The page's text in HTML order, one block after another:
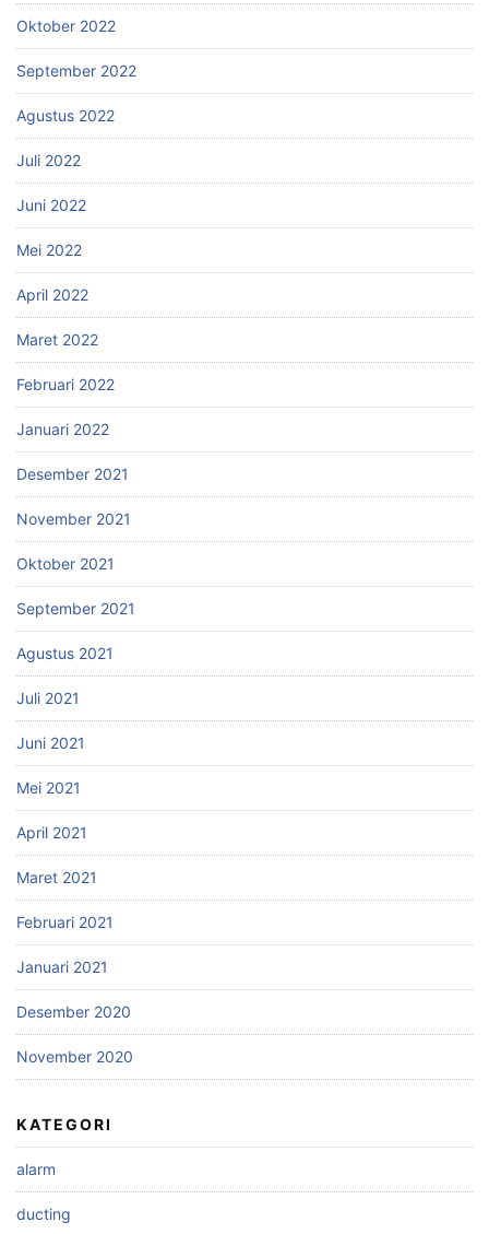
Oktober 2022
September 2022
Agustus 2022
Juli 2022
Juni 2022
Mei 2022
April 2022
Maret 2022
Februari 2022
Januari 2022
Desember 2021
November 2021
Oktober 2021
September 2021
Agustus 2021
Juli 2021
Juni 2021
Mei 2021
April 2021
Maret 2021
Februari 2021
Januari 2021
Desember 2020
November 2020
KATEGORI
alarm
ducting